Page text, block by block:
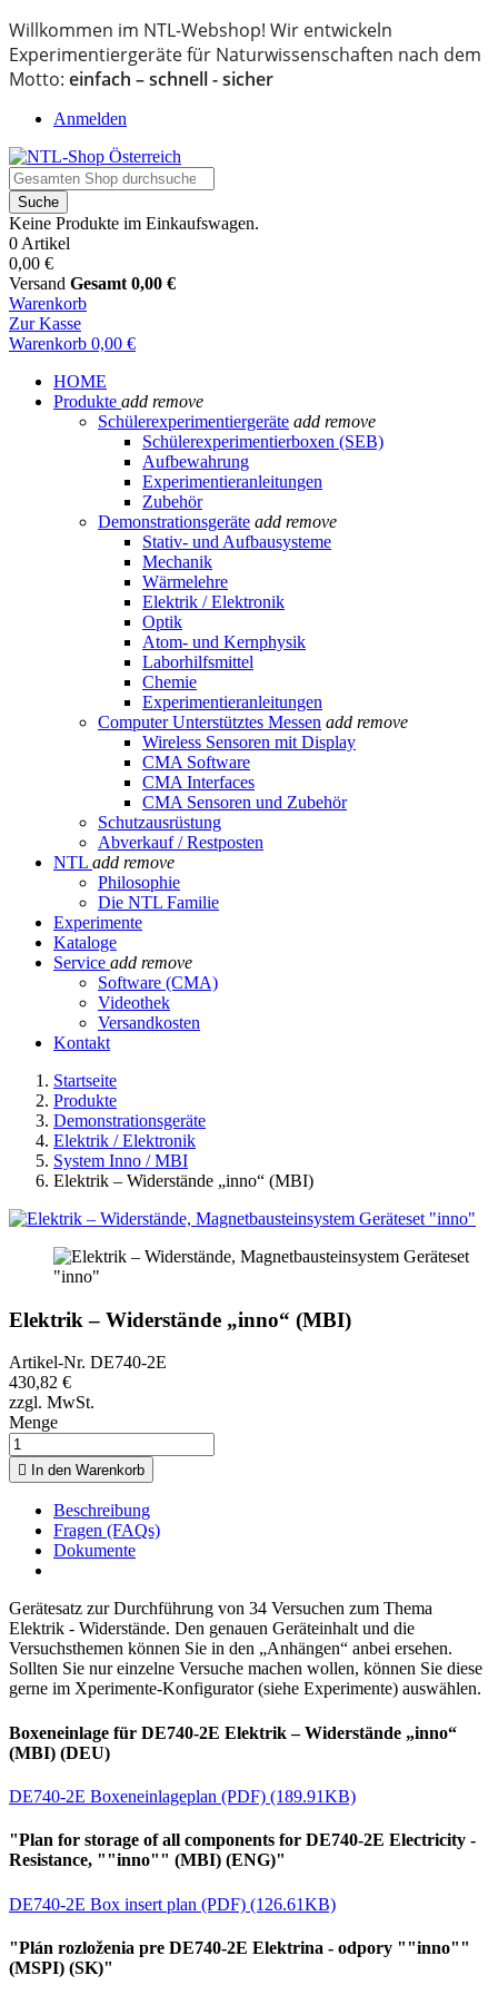
Willkommen im NTL-Webshop! Wir entwickeln
Experimentiergeräte für Naturwissenschaften nach dem
Motto: einfach – schnell - sicher
Anmelden
Suche
Keine Produkte im Einkaufswagen.
0 Artikel
0,00 €
Versand Gesamt 0,00 €
Warenkorb
Zur Kasse
Warenkorb 0,00 €
HOME
Produkte add remove
Schülerexperimentiergeräte add remove
Schülerexperimentierboxen (SEB)
Aufbewahrung
Experimentieranleitungen
Zubehör
Demonstrationsgeräte add remove
Stativ- und Aufbausysteme
Mechanik
Wärmelehre
Elektrik / Elektronik
Optik
Atom- und Kernphysik
Laborhilfsmittel
Chemie
Experimentieranleitungen
Computer Unterstütztes Messen add remove
Wireless Sensoren mit Display
CMA Software
CMA Interfaces
CMA Sensoren und Zubehör
Schutzausrüstung
Abverkauf / Restposten
NTL add remove
Philosophie
Die NTL Familie
Experimente
Kataloge
Service add remove
Software (CMA)
Videothek
Versandkosten
Kontakt
Startseite
Produkte
Demonstrationsgeräte
Elektrik / Elektronik
System Inno / MBI
Elektrik – Widerstände „inno“ (MBI)
Elektrik – Widerstände „inno“ (MBI)
Artikel-Nr. DE740-2E
430,82 €
zzgl. MwSt.
Menge
 In den Warenkorb
Beschreibung
Fragen (FAQs)
Dokumente
Gerätesatz zur Durchführung von 34 Versuchen zum Thema
Elektrik - Widerstände. Den genauen Geräteinhalt und die
Versuchsthemen können Sie in den „Anhängen“ anbei ersehen.
Sollten Sie nur einzelne Versuche machen wollen, können Sie diese
gerne im Xperimente-Konfigurator (siehe Experimente) auswählen.
Boxeneinlage für DE740-2E Elektrik – Widerstände „inno“
(MBI) (DEU)
DE740-2E Boxeneinlageplan (PDF) (189.91KB)
"Plan for storage of all components for DE740-2E Electricity -
Resistance, ""inno"" (MBI) (ENG)"
DE740-2E Box insert plan (PDF) (126.61KB)
"Plán rozloženia pre DE740-2E Elektrina - odpory ""inno""
(MSPI) (SK)"